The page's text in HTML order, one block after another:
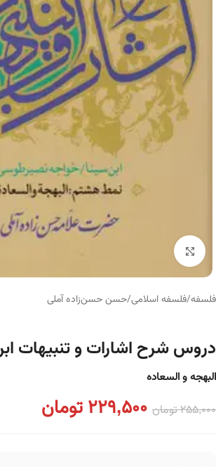
برای بزرگنمایی کلیک کنید
فلسفه/فلسفه اسلامی/حسن حسن‌زاده آملی
دروس شرح اشارات و تنبیهات
البهجه و السعاده
255,000تومان 229,500تومان